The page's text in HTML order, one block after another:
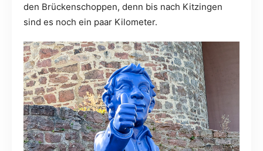
den Brückenschoppen, denn bis nach Kitzingen
sind es noch ein paar Kilometer.